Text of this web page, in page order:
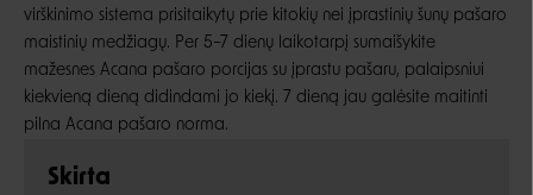
virškinimo sistema prisitaikytų prie kitokių nei įprastinių šunų pašaro
maistinių medžiagų. Per 5–7 dienų laikotarpį sumaišykite
mažesnes Acana pašaro porcijas su įprastu pašaru, palaipsniui
kiekvieną dieną didindami jo kiekį. 7 dieną jau galėsite maitinti
pilna Acana pašaro norma.
Skirta